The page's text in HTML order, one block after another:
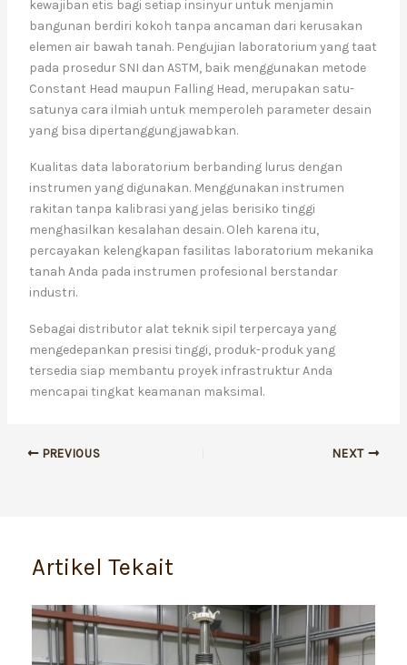
kewajiban etis bagi setiap insinyur untuk menjamin
bangunan berdiri kokoh tanpa ancaman dari kerusakan
elemen air bawah tanah. Pengujian laboratorium yang taat
pada prosedur SNI dan ASTM, baik menggunakan metode
Constant Head maupun Falling Head, merupakan satu-
satunya cara ilmiah untuk memperoleh parameter desain
yang bisa dipertanggungjawabkan.
Kualitas data laboratorium berbanding lurus dengan
instrumen yang digunakan. Menggunakan instrumen
rakitan tanpa kalibrasi yang jelas berisiko tinggi
menghasilkan kesalahan desain. Oleh karena itu,
percayakan kelengkapan fasilitas laboratorium mekanika
tanah Anda pada instrumen profesional berstandar
industri.
Sebagai distributor alat teknik sipil terpercaya yang
mengedepankan presisi tinggi, produk-produk yang
tersedia siap membantu proyek infrastruktur Anda
mencapai tingkat keamanan maksimal.
PREVIOUS NEXT
Artikel Tekait